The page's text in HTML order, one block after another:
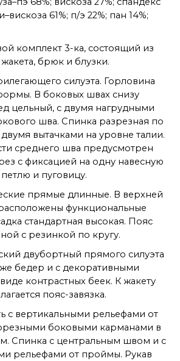
61%; п/э 22%; пан 14%;
комплект 3-ка, состоящий из
брюк и блузки.
силуэта. Горловина
В боковых швах снизу
цельный, с двумя нагрудными
шва. Спинка разрезная по
вытачками на уровне талии.
среднего шва предусмотрен
с фиксацией на одну навесную
петлю и пуговицу.
прямые длинные. В верхней
функциональные
стандартная высокая. Пояс
с резинкой по кругу.
двубортный прямого силуэта
бедер и с декоративными
контрастных беек. К жакету
пояс-завязка.
с вертикальными рельефами от
боковыми карманами в
Спинка с центральным швом и с
рельефами от проймы. Рукав